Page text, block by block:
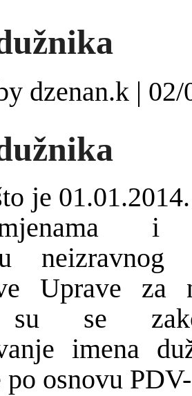
dzenan.k | 02/
je
i
Uprave za
su se
imena
po osnovu